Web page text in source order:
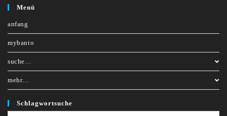
Menü
anfang
mybanto
suche…
mehr…
Schlagwortsuche